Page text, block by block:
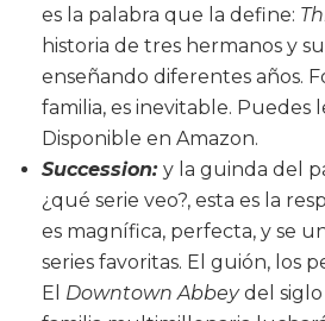
es la palabra que la define:
historia de tres hermanos y
enseñando diferentes años.
familia, es inevitable. Puedes
Disponible en Amazon.
Succession: y la guinda del
¿qué serie veo?, esta es la
es magnífica, perfecta, y se
series favoritas. El guión, los
El Downtown Abbeydel